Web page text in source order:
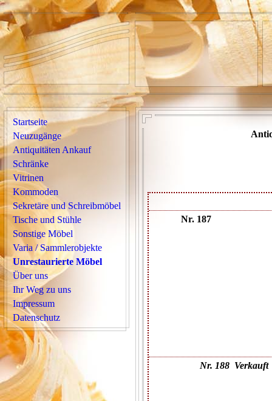
Startseite
Neuzugänge
Antiquitäten Ankauf
Schränke
Vitrinen
Kommoden
Sekretäre und Schreibmöbel
Tische und Stühle
Sonstige Möbel
Varia / Sammlerobjekte
Unrestaurierte Möbel
Über uns
Ihr Weg zu uns
Impressum
Datenschutz
Nr. 187
Nr. 188 Verkauft